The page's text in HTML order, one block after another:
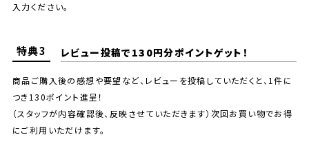
入力ください。
特典3 レビュー投稿で130円分ポイントゲット！
商品ご購入後の感想や要望など、レビューを投稿していただくと、1件に
つき130ポイント進呈！
（スタッフが内容確認後、反映させていただきます）次回お買い物でお得
にご利用いただけます。